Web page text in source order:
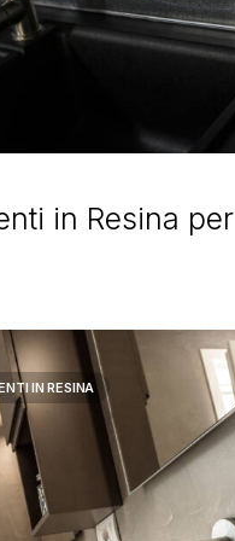
in Resina per
IN RESINA